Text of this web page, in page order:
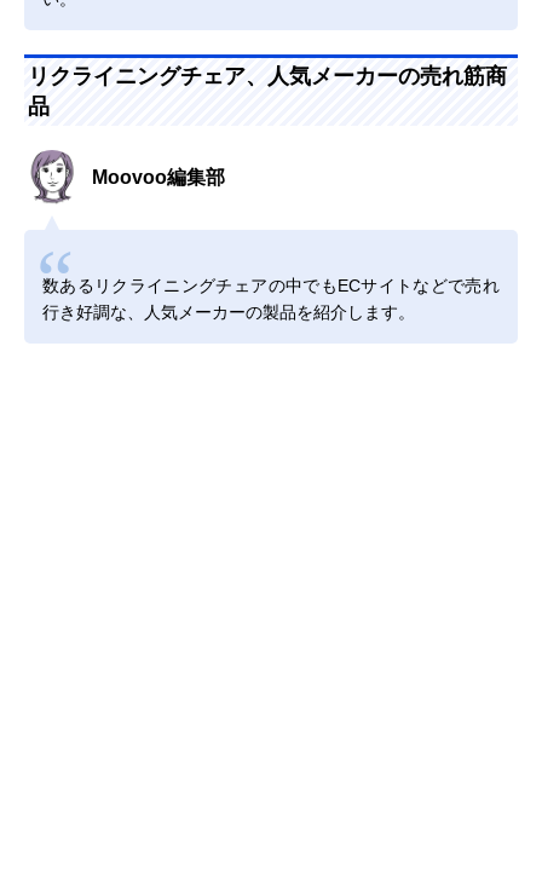
リクライニングチェア、人気メーカーの売れ筋商
品
Moovoo編集部
数あるリクライニングチェアの中でもECサイトなどで売れ
行き好調な、人気メーカーの製品を紹介します。